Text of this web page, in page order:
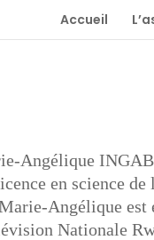
Accueil
Angélique
en science de
Angélique est
Nationale